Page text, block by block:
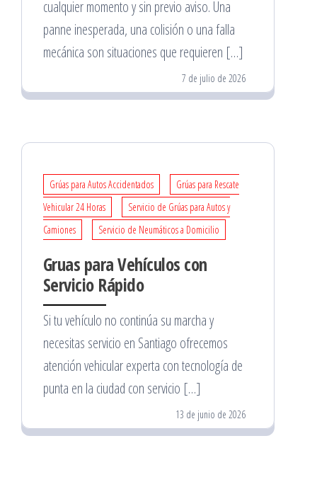
cualquier momento y sin previo aviso. Una
panne inesperada, una colisión o una falla
mecánica son situaciones que requieren […]
7 de julio de 2026
Grúas para Autos Accidentados
Grúas para Rescate
Vehicular 24 Horas
Servicio de Grúas para Autos y
Camiones
Servicio de Neumáticos a Domicilio
Gruas para Vehículos con
Servicio Rápido
Si tu vehículo no continúa su marcha y
necesitas servicio en Santiago ofrecemos
atención vehicular experta con tecnología de
punta en la ciudad con servicio […]
13 de junio de 2026